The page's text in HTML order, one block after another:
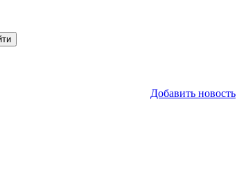
Добавить новость